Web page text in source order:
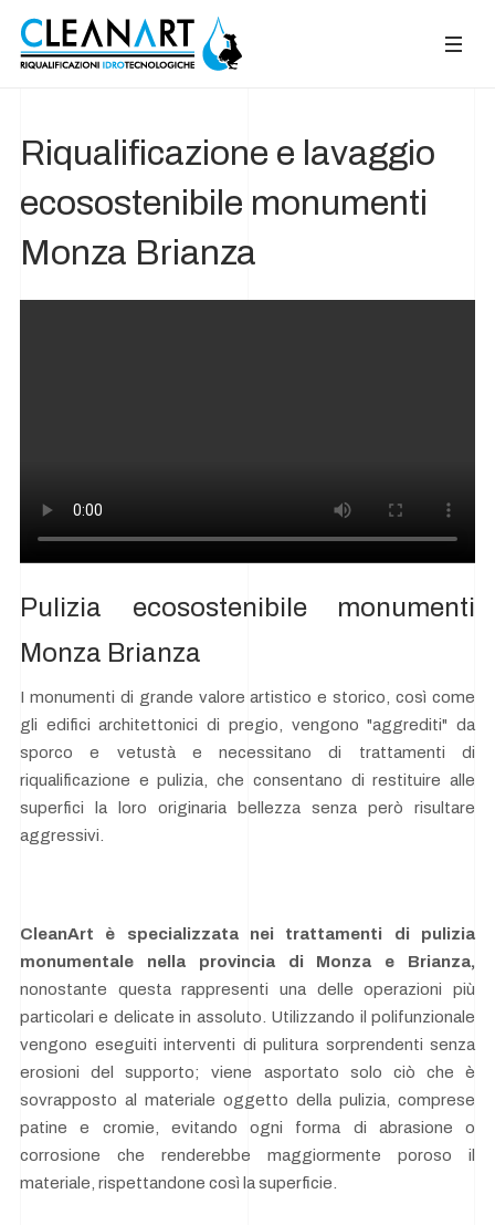
Riqualificazione e lavaggio
ecosostenibile monumenti
Monza Brianza
Pulizia ecosostenibile monumenti
Monza Brianza
I monumenti di grande valore artistico e storico, così come
gli edifici architettonici di pregio, vengono "aggrediti" da
sporco e vetustà e necessitano di trattamenti di
riqualificazione e pulizia, che consentano di restituire alle
superfici la loro originaria bellezza senza però risultare
aggressivi.
CleanArt è specializzata nei trattamenti di pulizia
monumentale nella provincia di Monza e Brianza,
nonostante questa rappresenti una delle operazioni più
particolari e delicate in assoluto. Utilizzando il polifunzionale
vengono eseguiti interventi di pulitura sorprendenti senza
erosioni del supporto; viene asportato solo ciò che è
sovrapposto al materiale oggetto della pulizia, comprese
patine e cromie, evitando ogni forma di abrasione o
corrosione che renderebbe maggiormente poroso il
materiale, rispettandone così la superficie.